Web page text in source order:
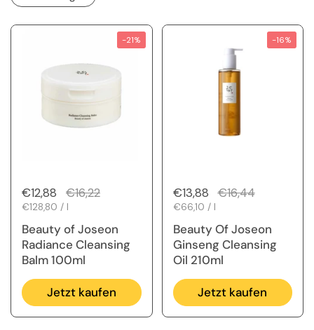
Regulärer Preis
€12,88 Sale-Preis
€16,22
Stückpreis
€128,80 / l
Beauty of Joseon
Radiance Cleansing
Balm 100ml
Jetzt kaufen
-21%
Regulärer Preis
€13,88 Sale-Preis
€16,44
Stückpreis
€66,10 / l
Beauty Of Joseon
Ginseng Cleansing
Oil 210ml
Jetzt kaufen
-16%